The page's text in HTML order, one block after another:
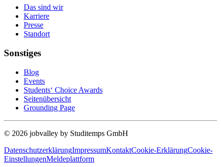
Das sind wir
Karriere
Presse
Standort
Sonstiges
Blog
Events
Students‘ Choice Awards
Seitenübersicht
Grounding Page
© 2026 jobvalley by Studitemps GmbH
DatenschutzerklärungImpressumKontaktCookie-ErklärungCookie-
EinstellungenMeldeplattform